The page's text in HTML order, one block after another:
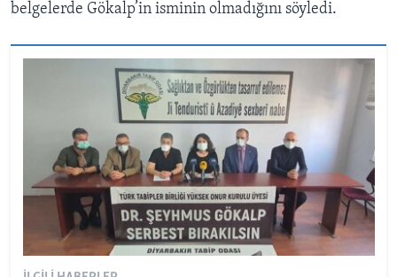
belgelerde Gökalp’in isminin olmadığını söyledi.